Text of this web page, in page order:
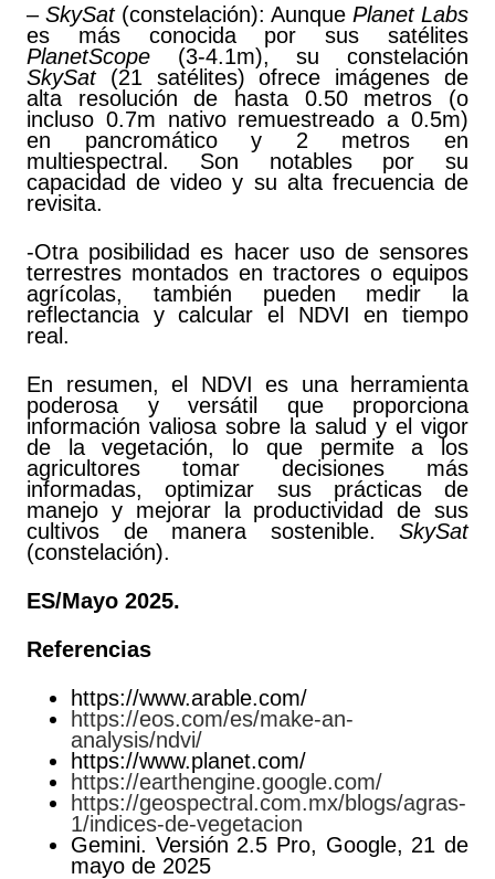
– SkySat(constelación): Aunque Planet Labs
es más conocida por sus satélites
PlanetScope (3-4.1m), su constelación
SkySat(21 satélites) ofrece imágenes de
alta resolución de hasta 0.50 metros (o
incluso 0.7m nativo remuestreado a 0.5m)
en pancromático y 2 metros en
multiespectral. Son notables por su
capacidad de video y su alta frecuencia de
revisita.
-Otra posibilidad es hacer uso de sensores
terrestres montados en tractores o equipos
agrícolas, también pueden medir la
reflectancia y calcular el NDVI en tiempo
real.
En resumen, el NDVI es una herramienta
poderosa y versátil que proporciona
información valiosa sobre la salud y el vigor
de la vegetación, lo que permite a los
agricultores tomar decisiones más
informadas, optimizar sus prácticas de
manejo y mejorar la productividad de sus
cultivos de manera sostenible. SkySat
(constelación).
ES/Mayo 2025.
Referencias
https://www.arable.com/
https://eos.com/es/make-an-
analysis/ndvi/
https://www.planet.com/
https://earthengine.google.com/
https://geospectral.com.mx/blogs/agras-
1/indices-de-vegetacion
Gemini. Versión 2.5 Pro, Google, 21 de
mayo de 2025